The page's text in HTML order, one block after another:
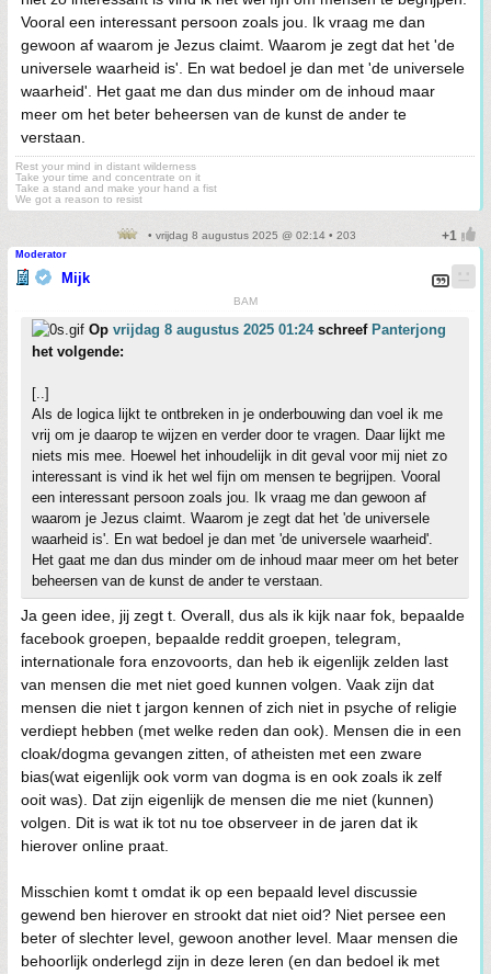
Vooral een interessant persoon zoals jou. Ik vraag me dan
gewoon af waarom je Jezus claimt. Waarom je zegt dat het 'de
universele waarheid is'. En wat bedoel je dan met 'de universele
waarheid'. Het gaat me dan dus minder om de inhoud maar
meer om het beter beheersen van de kunst de ander te
verstaan.
Rest your mind in distant wilderness
Take your time and concentrate on it
Take a stand and make your hand a fist
We got a reason to resist
• vrijdag 8 augustus 2025 @ 02:14 • 203
Moderator
Mijk
BAM
Op vrijdag 8 augustus 2025 01:24schreef Panterjong
het volgende:
[..]
Als de logica lijkt te ontbreken in je onderbouwing dan voel ik me
vrij om je daarop te wijzen en verder door te vragen. Daar lijkt me
niets mis mee. Hoewel het inhoudelijk in dit geval voor mij niet zo
interessant is vind ik het wel fijn om mensen te begrijpen. Vooral
een interessant persoon zoals jou. Ik vraag me dan gewoon af
waarom je Jezus claimt. Waarom je zegt dat het 'de universele
waarheid is'. En wat bedoel je dan met 'de universele waarheid'.
Het gaat me dan dus minder om de inhoud maar meer om het beter
beheersen van de kunst de ander te verstaan.
Ja geen idee, jij zegt t. Overall, dus als ik kijk naar fok, bepaalde
facebook groepen, bepaalde reddit groepen, telegram,
internationale fora enzovoorts, dan heb ik eigenlijk zelden last
van mensen die met niet goed kunnen volgen. Vaak zijn dat
mensen die niet t jargon kennen of zich niet in psyche of religie
verdiept hebben (met welke reden dan ook). Mensen die in een
cloak/dogma gevangen zitten, of atheisten met een zware
bias(wat eigenlijk ook vorm van dogma is en ook zoals ik zelf
ooit was). Dat zijn eigenlijk de mensen die me niet (kunnen)
volgen. Dit is wat ik tot nu toe observeer in de jaren dat ik
hierover online praat.
Misschien komt t omdat ik op een bepaald level discussie
gewend ben hierover en strookt dat niet oid? Niet persee een
beter of slechter level, gewoon another level. Maar mensen die
behoorlijk onderlegd zijn in deze leren (en dan bedoel ik met